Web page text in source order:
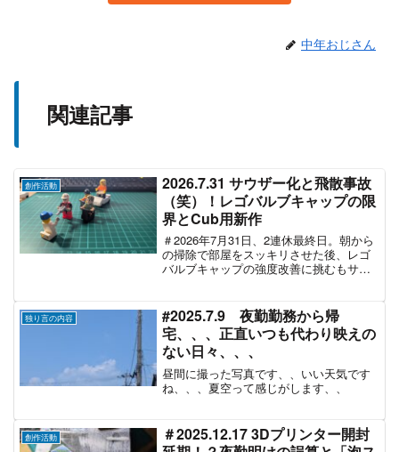
中年おじさん
関連記事
創作活動
2026.7.31 サウザー化と飛散事故
（笑）！レゴバルブキャップの限
界とCub用新作
＃2026年7月31日、2連休最終日。朝から
の掃除で部屋をスッキリさせた後、レゴ
バルブキャップの強度改善に挑むもサウ
アバルブキャップの色違い制作へシフト
するおじさんの日記。
独り言の内容
#2025.7.9 夜勤勤務から帰
宅、、、正直いつも代わり映えの
ない日々、、、
昼間に撮った写真です、、いい天気です
ね、、、夏空って感じがします、、
創作活動
＃2025.12.17 3Dプリンター開封